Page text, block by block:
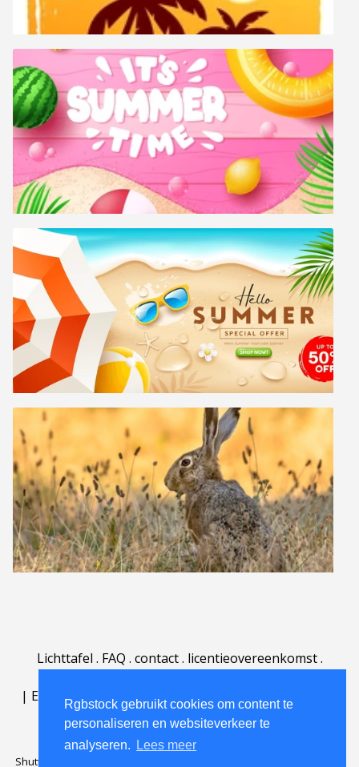
Rgbstock gebruikt cookies om content te
personaliseren en websiteverkeer te
analyseren.
Lees meer
Lichttafel . FAQ . contact. licentieovereenkomst.
| English | Deutsch Español | Português
Nederlands|
Shutterstock official partner of Rgbstock